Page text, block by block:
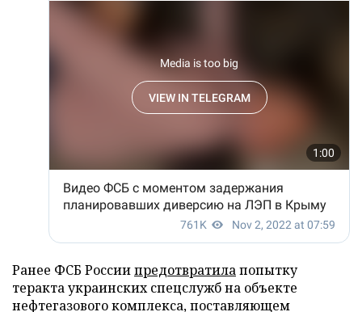
Ранее ФСБ Россиипредотвратилапопытку
теракта украинских спецслужб на объекте
нефтегазового комплекса, поставляющем